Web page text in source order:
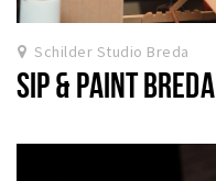
Schilder Studio Breda
SIP & PAINT BREDA